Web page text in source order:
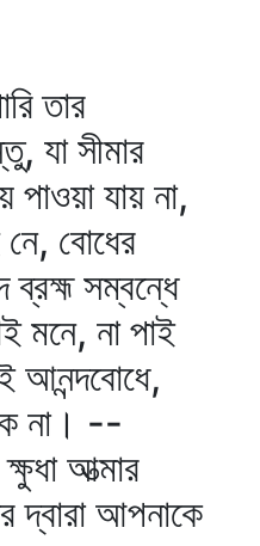
তার
যা সীমার
পাওয়া যায় না,
নে, বোধের
সম্বন্ধে
মনে, না পাই
আনন্দবোধে,
না। --
আত্মার
দ্বারা আপনাকে